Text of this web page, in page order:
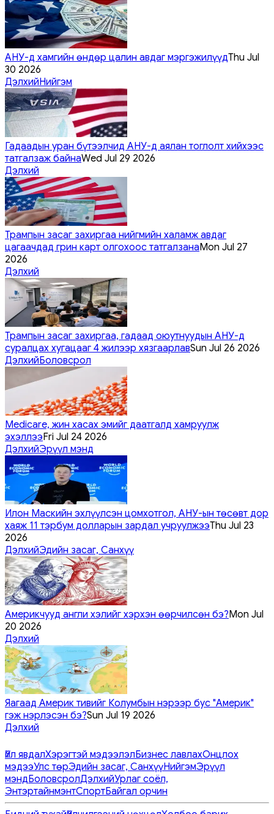
АНУ-д хамгийн өндөр цалин авдаг мэргэжилүүдThu Jul
30 2026
ДэлхийНийгэм
Гадаадын уран бүтээлчид АНУ-д аялан тоглолт хийхээс
татгалзаж байнаWed Jul 29 2026
Дэлхий
Трампын засаг захиргаа нийгмийн халамж авдаг
цагаачдад грин карт олгохоос татгалзанаMon Jul 27
2026
Дэлхий
Трампын засаг захиргаа, гадаад оюутнуудын АНУ-д
суралцах хугацааг 4 жилээр хязгаарлавSun Jul 26 2026
ДэлхийБоловсрол
Medicare, жин хасах эмийг даатгалд хамруулж
эхэллээFri Jul 24 2026
ДэлхийЭрүүл мэнд
Илон Маскийн эхлүүлсэн цомхотгол, АНУ-ын төсөвт дор
хаяж 11 тэрбум долларын зардал учруулжээThu Jul 23
2026
ДэлхийЭдийн засаг, Санхүү
Америкчууд англи хэлийг хэрхэн өөрчилсөн бэ?Mon Jul
20 2026
Дэлхий
Яагаад Америк тивийг Колумбын нэрээр бус "Америк"
гэж нэрлэсэн бэ?Sun Jul 19 2026
Дэлхий
Үйл явдалХэрэгтэй мэдээлэлБизнес лавлахОнцлох
мэдээУлс төрЭдийн засаг, СанхүүНийгэмЭрүүл
мэндБоловсролДэлхийУрлаг соёл,
ЭнтэртайнмэнтСпортБайгал орчин